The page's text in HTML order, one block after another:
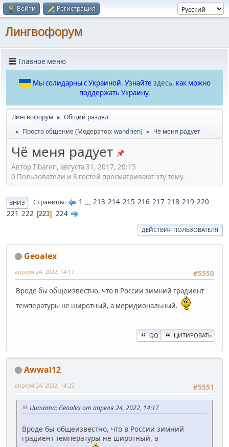
Войти Регистрация
Лингвофорум
Главное меню
Мы солидарны с Украиной. Узнайте здесь, как можно
поддержать Украину.
Лингвофорум ► Общий раздел
► Просто общение(Модератор:wandrien) ► Чё меня радует
Чё меня радует
Автор Tibaren, августа 31, 2017, 20:15
0 Пользователи и 8 гостей просматривают эту тему.
ВНИЗ Страницы 1 ... 213 214 215 216 217 218 219 220
221 222 223 224
ДЕЙСТВИЯ ПОЛЬЗОВАТЕЛЯ
Geoalex
#5550
апреля 24, 2022, 14:17
Вроде бы общеизвестно, что в России зимний градиент
температуры не широтный, а меридиональный.
QQ ЦИТИРОВАТЬ
Awwal12
#5551
апреля 24, 2022, 14:25
Цитата: Geoalex от апреля 24, 2022, 14:17
Вроде бы общеизвестно, что в России зимний
градиент температуры не широтный, а